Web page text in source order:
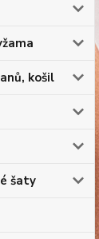
košil
šaty